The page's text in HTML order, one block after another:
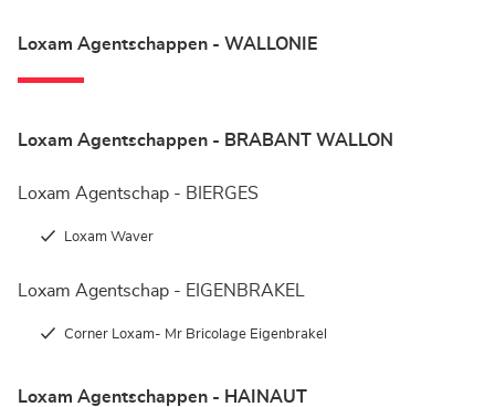
Loxam Agentschappen - WALLONIE
Loxam Agentschappen - BRABANT WALLON
Loxam Agentschap - BIERGES
Loxam Waver
Loxam Agentschap - EIGENBRAKEL
Corner Loxam- Mr Bricolage Eigenbrakel
Loxam Agentschappen - HAINAUT